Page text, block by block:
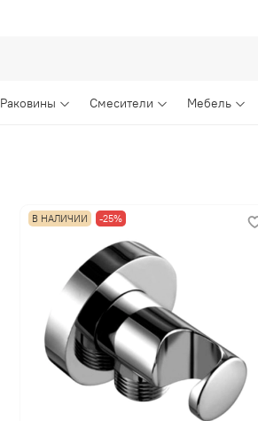
Раковины Смесители Мебель
В НАЛИЧИИ -25%